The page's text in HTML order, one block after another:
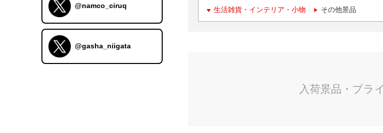
生活雑貨・インテリア・小物 その他景品
@namco_ciruq
@gasha_niigata